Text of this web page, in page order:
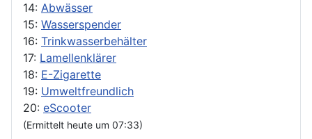
14: Abwässer
15: Wasserspender
16: Trinkwasserbehälter
17: Lamellenklärer
18: E-Zigarette
19: Umweltfreundlich
20: eScooter
(Ermittelt heute um 07:33)